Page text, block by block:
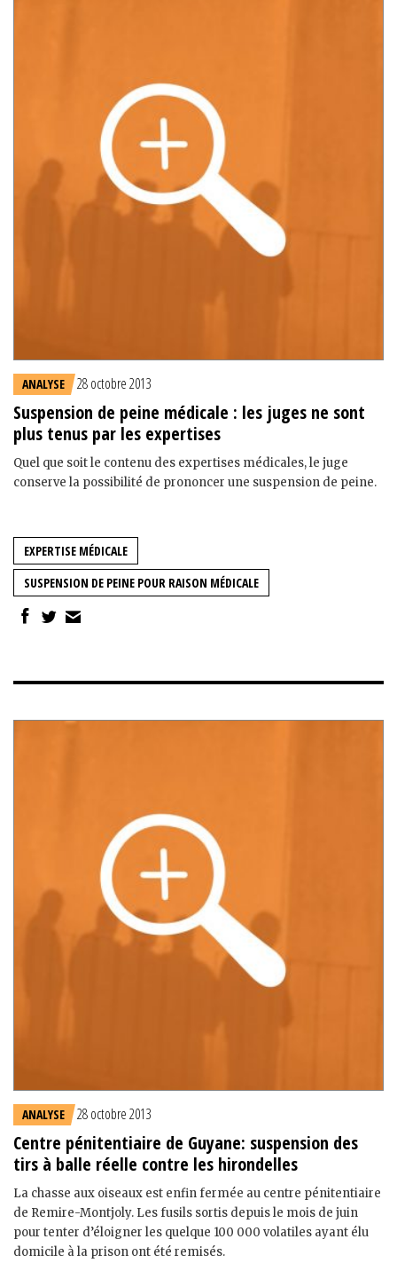
ANALYSE 28 octobre 2013
Suspension de peine médicale : les juges ne sont
plus tenus par les expertises
Quel que soit le contenu des expertises médicales, le juge
conserve la possibilité de prononcer une suspension de peine.
EXPERTISE MÉDICALE
SUSPENSION DE PEINE POUR RAISON MÉDICALE
ANALYSE 28 octobre 2013
Centre pénitentiaire de Guyane: suspension des
tirs à balle réelle contre les hirondelles
La chasse aux oiseaux est enfin fermée au centre pénitentiaire
de Remire-Montjoly. Les fusils sortis depuis le mois de juin
pour tenter d’éloigner les quelque 100 000 volatiles ayant élu
domicile à la prison ont été remisés.